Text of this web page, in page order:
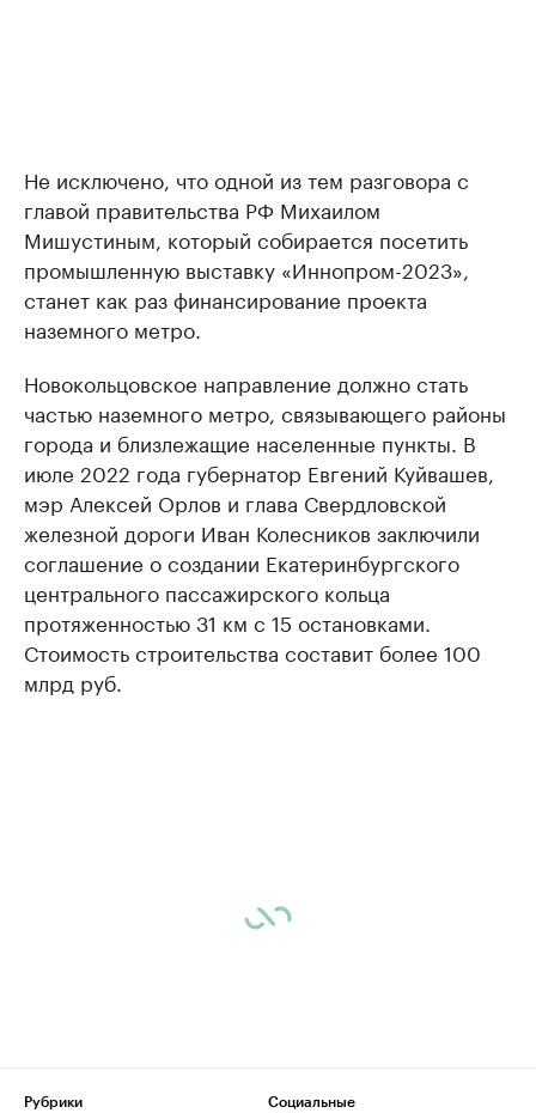
Не исключено, что одной из тем разговора с
главой правительства РФ Михаилом
Мишустиным, который собирается посетить
промышленную выставку «Иннопром-2023»,
станет как раз финансирование проекта
наземного метро.
Новокольцовское направление должно стать
частью наземного метро, связывающего районы
города и близлежащие населенные пункты. В
июле 2022 года губернатор Евгений Куйвашев,
мэр Алексей Орлов и глава Свердловской
железной дороги Иван Колесников заключили
соглашение о создании Екатеринбургского
центрального пассажирского кольца
протяженностью 31 км с 15 остановками.
Стоимость строительства составит более 100
млрд руб.
Рубрики
Социальные